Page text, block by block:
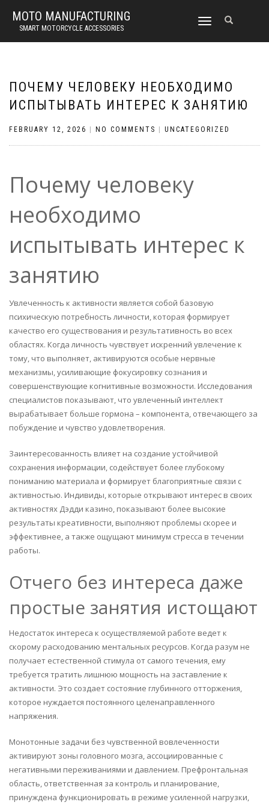
MOTO MANUFACTURING
SMART MOTORCYCLE ACCESSORIES
TOGGLE
ПОЧЕМУ ЧЕЛОВЕКУ НЕОБХОДИМО
ИСПЫТЫВАТЬ ИНТЕРЕС К ЗАНЯТИЮ
FEBRUARY 12, 2026 NO COMMENTS UNCATEGORIZED
Почему человеку
необходимо
испытывать интерес к
занятию
Увлеченность к активности является собой базовую
психическую потребность личности, которая формирует
качество его существования и результативность во всех
областях. Когда личность чувствует искренний увлечение к
тому, что выполняет, активируются особые нервные
механизмы, усиливающие фокусировку сознания и
совершенствующие когнитивные возможности. Исследования
специалистов показывают, что увлеченный интеллект
вырабатывает больше гормона – компонента, отвечающего за
побуждение и чувство удовлетворения.
Заинтересованность влияет на создание устойчивой
сохранения информации, содействует более глубокому
пониманию материала и формирует благоприятные связи с
активностью. Индивиды, которые открывают интерес в своих
активностях Дэдди казино, показывают более высокие
результаты креативности, выполняют проблемы скорее и
эффективнее, а также ощущают минимум стресса в течении
работы.
Отчего без интереса даже
простые занятия истощают
Недостаток интереса к осуществляемой работе ведет к
скорому расходованию ментальных ресурсов. Когда разум не
получает естественной стимула от самого течения, ему
требуется тратить лишнюю мощность на заставление к
активности. Это создает состояние глубинного отторжения,
которое нуждается постоянного целенаправленного
напряжения.
Монотонные задачи без чувственной вовлеченности
активируют зоны головного мозга, ассоциированные с
негативными переживаниями и давлением. Префронтальная
область, ответственная за контроль и планирование,
принуждена функционировать в режиме усиленной нагрузки,